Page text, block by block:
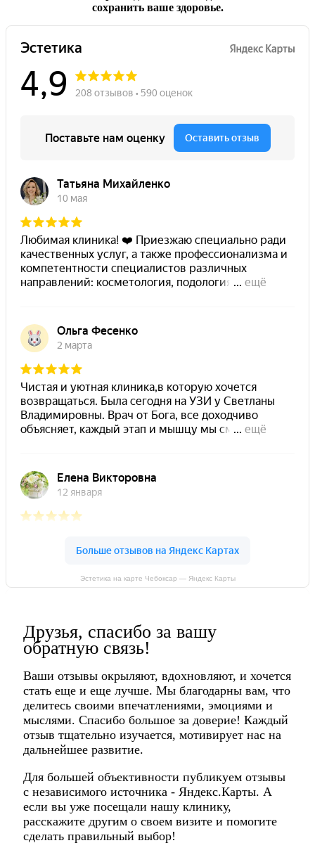
сохранить ваше здоровье.
Эстетика на карте Чебоксар — Яндекс Карты
Друзья, спасибо за вашу
обратную связь!
Ваши отзывы окрыляют, вдохновляют, и хочется
стать еще и еще лучше. Мы благодарны вам, что
делитесь своими впечатлениями, эмоциями и
мыслями. Спасибо большое за доверие! Каждый
отзыв тщательно изучается, мотивирует нас на
дальнейшее развитие.
Для большей объективности публикуем отзывы
с независимого источника - Яндекс.Карты. А
если вы уже посещали нашу клинику,
расскажите другим о своем визите и помогите
сделать правильный выбор!